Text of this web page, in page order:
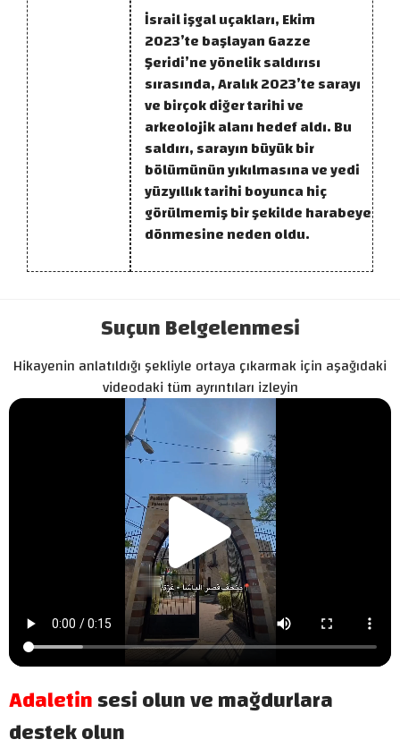
İsrail işgal uçakları, Ekim
2023’te başlayan Gazze
Şeridi’ne yönelik saldırısı
sırasında, Aralık 2023’te sarayı
ve birçok diğer tarihi ve
arkeolojik alanı hedef aldı. Bu
saldırı, sarayın büyük bir
bölümünün yıkılmasına ve yedi
yüzyıllık tarihi boyunca hiç
görülmemiş bir şekilde harabeye
dönmesine neden oldu.
Suçun Belgelenmesi
Hikayenin anlatıldığı şekliyle ortaya çıkarmak için aşağıdaki
videodaki tüm ayrıntıları izleyin
Adaletinsesi olun ve mağdurlara
destek olun